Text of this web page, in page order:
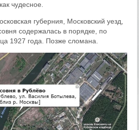
чудесное.
губерния, Московский уезд,
содержалась в порядке, по
1927 года. Позже сломана.